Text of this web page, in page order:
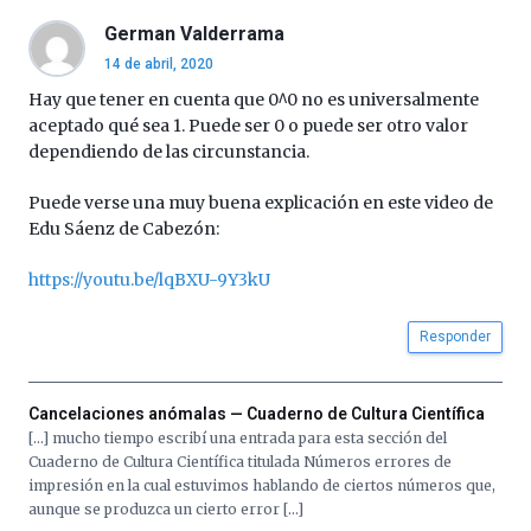
4
de
octubre.
iniciativa,
organizada
la
Cátedra…
German Valderrama
14 de abril, 2020
Hay que tener en cuenta que 0^0 no es universalmente
aceptado qué sea 1. Puede ser 0 o puede ser otro valor
dependiendo de las circunstancia.
Puede verse una muy buena explicación en este video de
Edu Sáenz de Cabezón:
https://youtu.be/lqBXU-9Y3kU
Responder
Cancelaciones anómalas — Cuaderno de Cultura Científica
[…] mucho tiempo escribí una entrada para esta sección del
Cuaderno de Cultura Científica titulada Números errores de
impresión en la cual estuvimos hablando de ciertos números que,
aunque se produzca un cierto error […]